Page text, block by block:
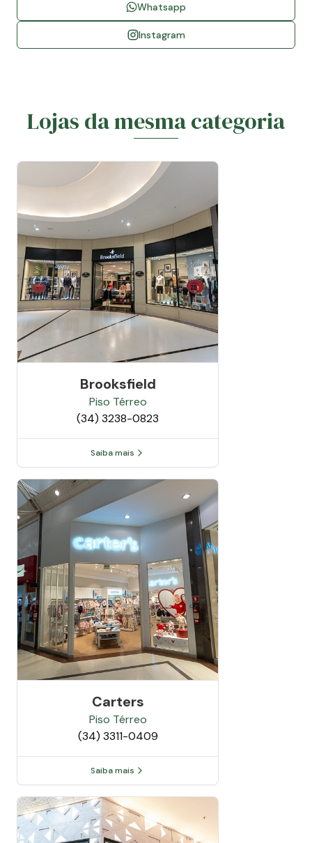
Whatsapp
Instagram
Lojas da mesma categoria
Brooksfield
Piso Térreo
(34) 3238-0823
Saiba mais
Carters
Piso Térreo
(34) 3311-0409
Saiba mais